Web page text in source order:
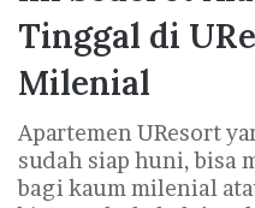
Tinggal di
Milenial
Apartemen UResort
sudah siap huni, bisa
bagi kaum milenial